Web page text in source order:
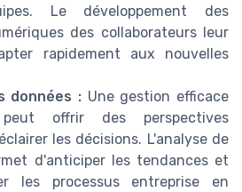
Le développement des
des collaborateurs leur
rapidement aux nouvelles
données : Une gestion efficace
offrir des perspectives
les décisions. L'analyse de
d'anticiper les tendances et
les processus entreprise en